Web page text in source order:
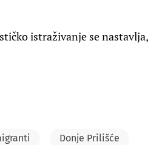
istraživanje se nastavlja,
Donje Prilišće